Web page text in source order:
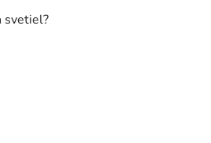
svetiel?